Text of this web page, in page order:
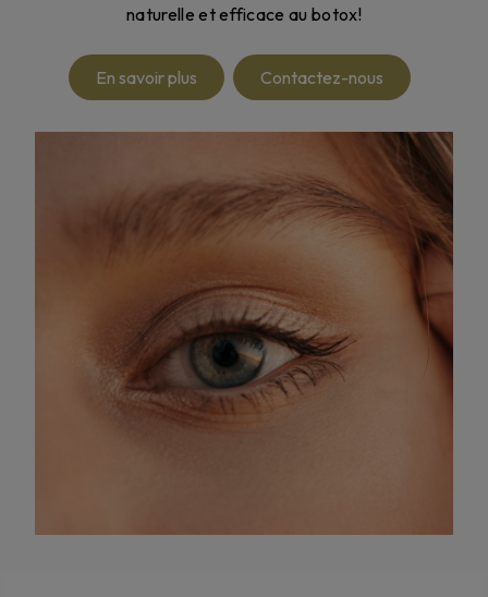
naturelle et efficace au botox!
En savoir plus Contactez-nous